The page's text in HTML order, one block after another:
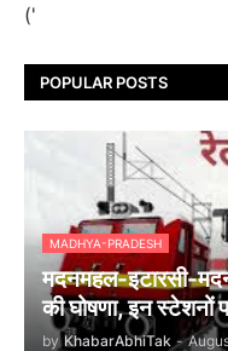
('
POPULAR POSTS
MADHYA-PRADESH
मदनमहल-इटारसी-
की घोषणा, इन स्टेशनों
by KhabarAbhiTak -